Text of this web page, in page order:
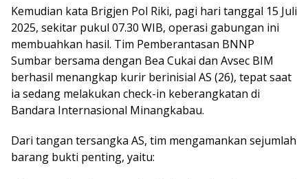
Kemudian kata Brigjen Pol Riki, pagi hari tanggal 15 Juli
2025, sekitar pukul 07.30 WIB, operasi gabungan ini
membuahkan hasil. Tim Pemberantasan BNNP
Sumbar bersama dengan Bea Cukai dan Avsec BIM
berhasil menangkap kurir berinisial AS (26), tepat saat
ia sedang melakukan check-in keberangkatan di
Bandara Internasional Minangkabau.
Dari tangan tersangka AS, tim mengamankan sejumlah
barang bukti penting, yaitu: